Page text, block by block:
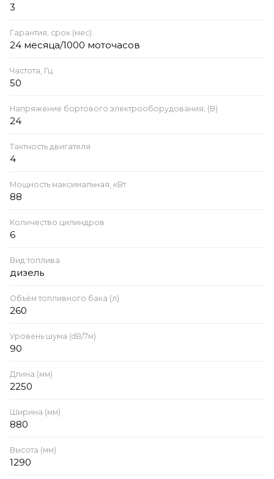
3
Гарантия, срок (мес)
24 месяца/1000 моточасов
Частота, Гц
50
Напряжение бортового электрооборудования, (В)
24
Тактность двигателя
4
Мощность максимальная, кВт
88
Количество цилиндров
6
Вид топлива
дизель
Объём топливного бака (л)
260
Уровень шума (dB/7м)
90
Длина (мм)
2250
Ширина (мм)
880
Высота (мм)
1290